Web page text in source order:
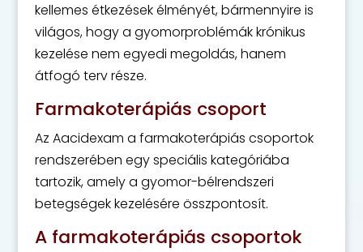
kellemes étkezések élményét, bármennyire is
világos, hogy a gyomorproblémák krónikus
kezelése nem egyedi megoldás, hanem
átfogó terv része.
Farmakoterápiás csoport
Az Aacidexam a farmakoterápiás csoportok
rendszerében egy speciális kategóriába
tartozik, amely a gyomor-bélrendszeri
betegségek kezelésére összpontosít.
A farmakoterápiás csoportok